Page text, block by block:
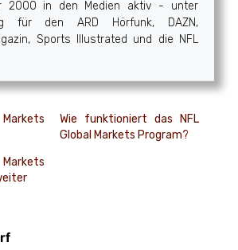
2000 in den Medien aktiv - unter
für den ARD Hörfunk, DAZN,
Sports Illustrated und die NFL
Wie funktioniert das NFL
Global Markets Program?